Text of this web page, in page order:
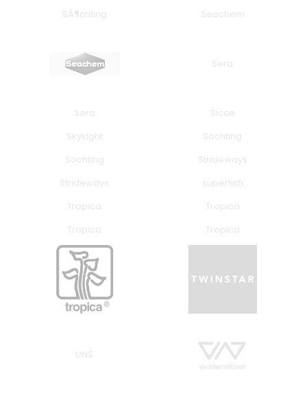
SÃ¶chting Seachem
Sera
Sera
Sicce
Skykight
Sochting
Söchting
Strideways
Strideways
superfish
Tropica
Tropica
Tropica
Tropica
UNS